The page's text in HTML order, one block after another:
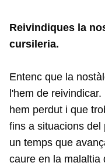
Reivindiques la
cursileria.
Entenc que la
l'hem de
hem perdut i que
fins a situacions del
un temps que
caure en la malaltia